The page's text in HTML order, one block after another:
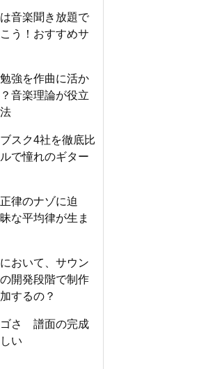
音楽聞き放題で
う！おすすめサ
強を作曲に活か
音楽理論が役立
スク4社を徹底比
で憧れのギター
律のナゾに迫
な平均律が生ま
おいて、サウン
開発段階で制作
するの？
ゴさ 譜面の完成
い